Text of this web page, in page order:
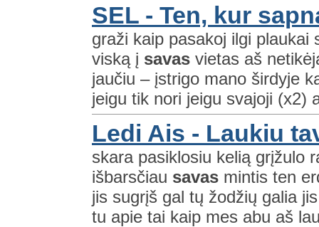
SEL - Ten, kur
graži kaip pasakoj ilgi
viską į savas vietas aš
jaučiu – įstrigo mano širdyje
jeigu tik nori jeigu svajoji (x2)
Ledi Ais - Laukiu
skara pasiklosiu kelią grįžulo
išbarsčiau savas mintis ten
jis sugrįš gal tų žodžių galia
tu apie tai kaip mes abu aš